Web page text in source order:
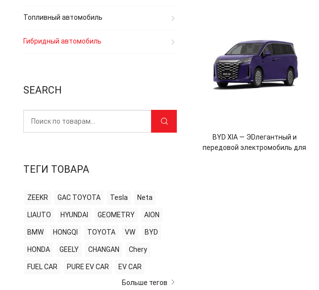
BYD XIA — ЭDлегантный и
передовой электромобиль для
Топливный автомобиль
Гибридный автомобиль
SEARCH
ТЕГИ ТОВАРА
ZEEKR GAC TOYOTA Tesla Neta
LIAUTO HYUNDAI GEOMETRY AION
BMW HONGQI TOYOTA VW BYD
HONDA GEELY CHANGAN Chery
FUEL CAR PURE EV CAR
EV CAR
Больше тегов